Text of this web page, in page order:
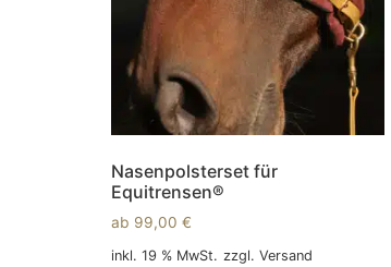
Nasenpolsterset für
Equitrensen®
ab 99,00 €
inkl. 19 % MwSt. zzgl. Versand